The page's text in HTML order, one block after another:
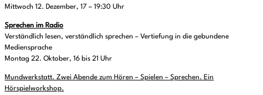
Mittwoch 12. Dezember, 17 – 19:30 Uhr
Sprechen im Radio
Verständlich lesen, verständlich sprechen – Vertiefung in die gebundene
Mediensprache
Montag 22. Oktober, 16 bis 21 Uhr
Mundwerkstatt. Zwei Abende zum Hören – Spielen – Sprechen. Ein
Hörspielworkshop.